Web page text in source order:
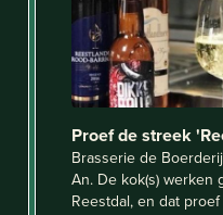
Proef de streek
Brasserie de
An. De kok(s)
Reestdal, en dat